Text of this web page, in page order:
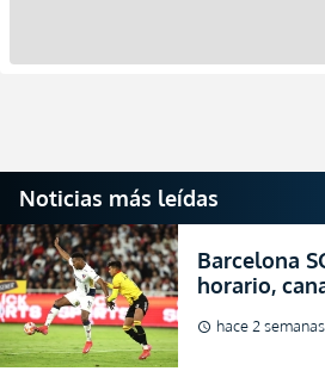
Noticias más leídas
Barcelona
horario,
VIVO la
2026
schedule hace 2 semanas